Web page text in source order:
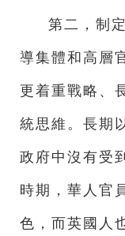
第二，制
導集體和高層
更着重戰略、
統思維。長期
政府中沒有受
時期，華人官
色，而英國人